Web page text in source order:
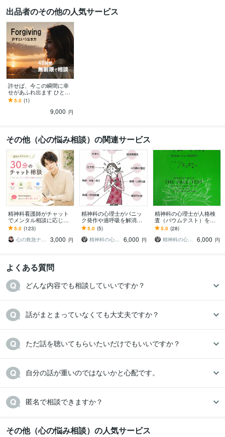
得意分野
悩み相談・カウンセリング
人間関係・仕事
愚痴・不満・その他
出品者のその他の人気サービス
許せば、今この瞬間に幸
せがあふれ出ます ひとり
で悩む夜に…心が軽くな
る“許し”の魔法
5.0 (1)
9,000 円
その他（心の悩み相談）の関連サービス
精神科看護師がチャット
でメンタル相談に応じま
す 電話が苦手な方も安心
のチャット相談です
5.0 (123)
心の救急ナース‼️〜ゆう〜
3,000 円
精神科の心理士がパニッ
ク発作や過呼吸を解消し
ます 。パニック発作等に
よる辛さ、生活しづらさ
を解消します。
5.0 (5)
精神科の心理カウンセラー
6,000 円
精神科の心理士が人格検
査（バウムテスト）を行
います 。自分の心の状
態、性格傾向や無意識を
知ることが出来ます。
5.0 (28)
精神科の心理カウンセラー
6,000 円
よくある質問
どんな内容でも相談していいですか？
話がまとまっていなくても大丈夫ですか？
ただ話を聴いてもらいたいだけでもいいですか？
自分の話が重いのではないかと心配です。
匿名で相談できますか？
その他（心の悩み相談）の人気サービス